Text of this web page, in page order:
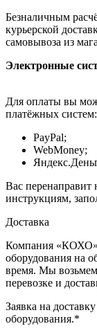
Безналичным
курьерской
самовывоза из
Электронные
Для оплаты вы
платёжных систем:
PayPal;
WebMoney;
Вас перенаправит
инструкциям,
Доставка
Компания «КОХО»
оборудования на
время. Мы
перевозке и
Заявка на
оборудования.*